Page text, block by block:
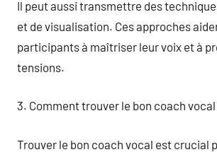
Il peut aussi transmettre des
et de visualisation. Ces approches
participants à maîtriser leur voix et à
tensions.
3. Comment trouver le bon coach vocal
Trouver le bon coach vocal est crucial